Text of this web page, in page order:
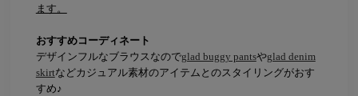
ます。
おすすめコーディネート
デザインフルなブラウスなのでglad buggy pantsやglad denim
skirtなどカジュアル素材のアイテムとのスタイリングがおす
すめ♪